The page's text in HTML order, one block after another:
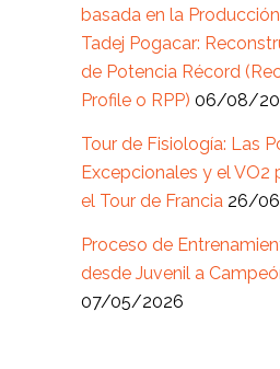
basada en la
Tadej Pogacar:
de Potencia Récord
Profile o RPP) 06/08/
Tour de Fisiología: Las
Excepcionales y el VO2
el Tour de Francia 26/
Proceso de
desde Juvenil a
07/05/2026